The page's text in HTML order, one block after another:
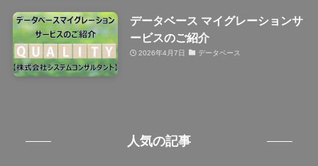
データベース マイグレーションサ
ービスのご紹介
2026年4月7日 データベース
人気の記事